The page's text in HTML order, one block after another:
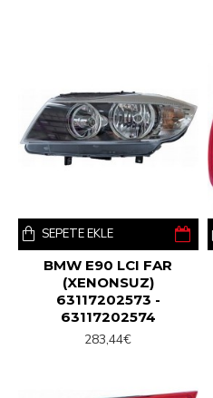
BMW E90 LCI FAR
(XENONSUZ)
63117202573 -
63117202574
283,44€
SEPETE EKLE